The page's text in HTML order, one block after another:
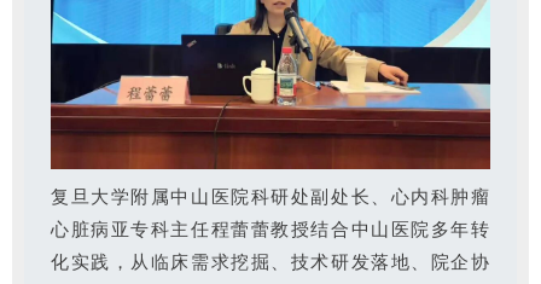
复旦大学附属中山医院科研处副处长、心内科肿瘤
心脏病亚专科主任程蕾蕾教授结合中山医院多年转
化实践，从临床需求挖掘、技术研发落地、院企协